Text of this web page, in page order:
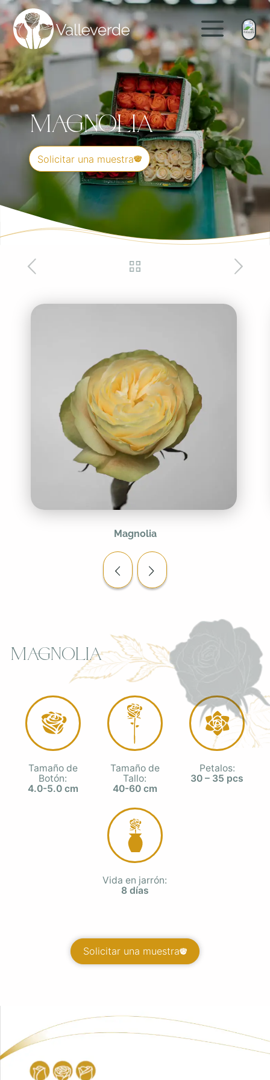
Magnolia
Solicitar una muestra
Magnolia
Magnolia
Tamaño de
Botón:
4.0-5.0 cm
Tamaño de
Tallo:
40-60 cm
Petalos:
30 – 35 pcs
Vida en jarrón:
8 días
Solicitar una muestra